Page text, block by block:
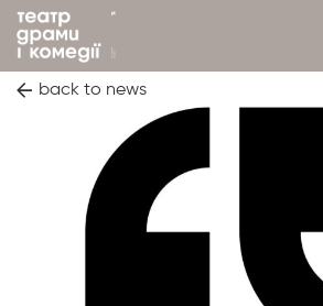
back to news